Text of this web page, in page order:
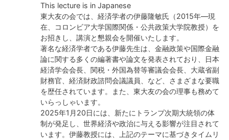
This lecture is in Japanese
東大友の会では、経済学者の伊藤隆敏氏（2015年―現
在、コロンビア大学国際関係・公共政策大学院教授）を
お招きし、講演と懇親会を開催いたします。
著名な経済学者である伊藤先生は、金融政策や国際金融
論に関する多くの編著書や論文を発表されており、日本
経済学会会長、関税・外国為替等審議会会長、大蔵省副
財務官、経済財政諮問会議議員、など、さまざまな要職
を歴任されています。また、東大友の会の理事も務めて
いらっしゃいます。
2025年1月20日には、新たにトランプ次期大統領の体
制が発足し、世界経済や政治に与える影響が注目されて
います。伊藤教授には、上記のテーマに基づきタイムリ